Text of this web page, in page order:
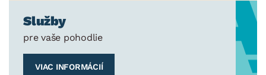
Služby
pre vaše pohodlie
VIAC INFORMÁCIÍ